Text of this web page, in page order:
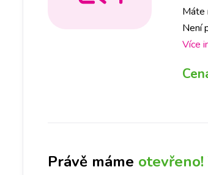
Máte
Není
na
Více
Právě máme otevřeno!